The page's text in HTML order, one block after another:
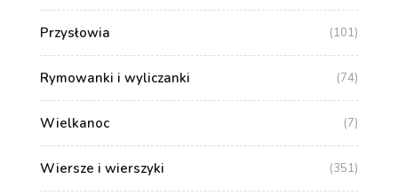
Przysłowia (101)
Rymowanki i wyliczanki (74)
Wielkanoc (7)
Wiersze i wierszyki (351)